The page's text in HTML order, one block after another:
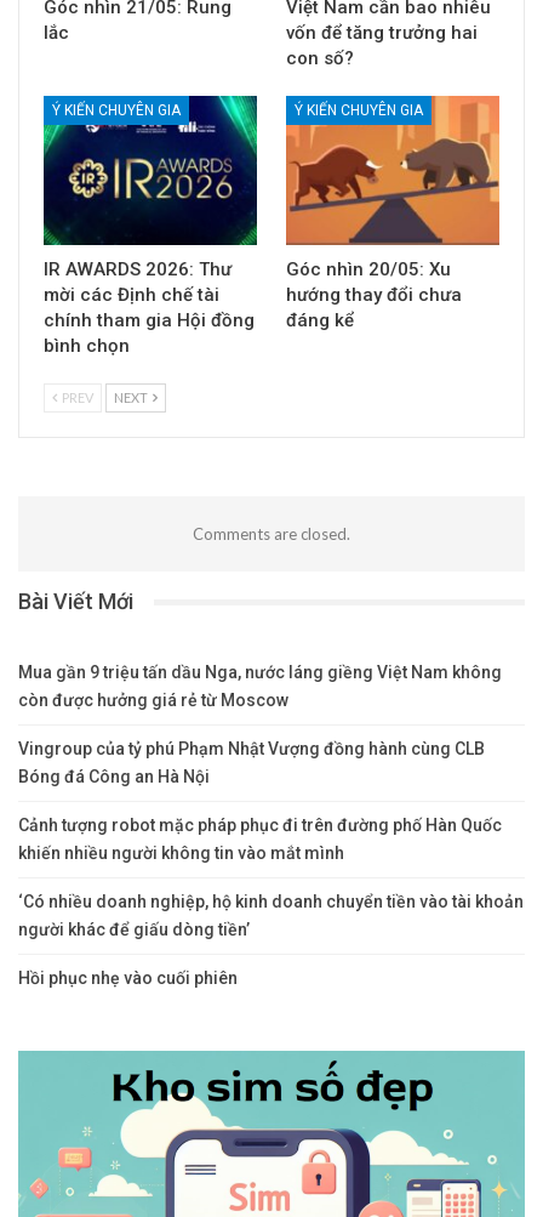
Góc nhìn 21/05: Rung
lắc
Việt Nam cần bao nhiêu
vốn để tăng trưởng hai
con số?
Ý KIẾN CHUYÊN GIA
IR AWARDS 2026: Thư
mời các Định chế tài
chính tham gia Hội đồng
bình chọn
Ý KIẾN CHUYÊN GIA
Góc nhìn 20/05: Xu
hướng thay đổi chưa
đáng kể
PREV NEXT
Comments are closed.
Bài Viết Mới
Mua gần 9 triệu tấn dầu Nga, nước láng giềng Việt Nam không
còn được hưởng giá rẻ từ Moscow
Vingroup của tỷ phú Phạm Nhật Vượng đồng hành cùng CLB
Bóng đá Công an Hà Nội
Cảnh tượng robot mặc pháp phục đi trên đường phố Hàn Quốc
khiến nhiều người không tin vào mắt mình
‘Có nhiều doanh nghiệp, hộ kinh doanh chuyển tiền vào tài khoản
người khác để giấu dòng tiền’
Hồi phục nhẹ vào cuối phiên